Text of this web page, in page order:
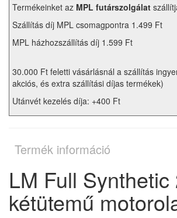
Termékeinket az MPL futárszolgálat
Szállítás díj MPL csomagpontra 1.499 Ft
MPL házhozszállítás díj 1.599 Ft
30.000 Ft feletti vásárlásnál a szállítás
akciós, és extra szállítási díjas termékek)
Utánvét kezelés díja: +400 Ft
Termék információ
LM Full Synthetic
kétütemű